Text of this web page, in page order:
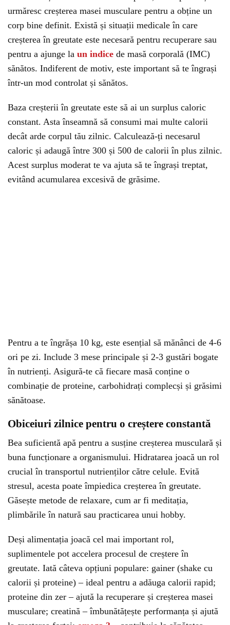
urmăresc creșterea masei musculare pentru a obține un
corp bine definit. Există și situații medicale în care
creșterea în greutate este necesară pentru recuperare sau
pentru a ajunge la un indice de masă corporală (IMC)
sănătos. Indiferent de motiv, este important să te îngrași
într-un mod controlat și sănătos.
Baza creșterii în greutate este să ai un surplus caloric
constant. Asta înseamnă să consumi mai multe calorii
decât arde corpul tău zilnic. Calculează-ți necesarul
caloric și adaugă între 300 și 500 de calorii în plus zilnic.
Acest surplus moderat te va ajuta să te îngrași treptat,
evitând acumularea excesivă de grăsime.
Pentru a te îngrășa 10 kg, este esențial să mănânci de 4-6
ori pe zi. Include 3 mese principale și 2-3 gustări bogate
în nutrienți. Asigură-te că fiecare masă conține o
combinație de proteine, carbohidrați complecși și grăsimi
sănătoase.
Obiceiuri zilnice pentru o creștere constantă
Bea suficientă apă pentru a susține creșterea musculară și
buna funcționare a organismului. Hidratarea joacă un rol
crucial în transportul nutrienților către celule. Evită
stresul, acesta poate împiedica creșterea în greutate.
Găsește metode de relaxare, cum ar fi meditația,
plimbările în natură sau practicarea unui hobby.
Deși alimentația joacă cel mai important rol,
suplimentele pot accelera procesul de creștere în
greutate. Iată câteva opțiuni populare: gainer (shake cu
calorii și proteine) – ideal pentru a adăuga calorii rapid;
proteine din zer – ajută la recuperare și creșterea masei
musculare; creatină – îmbunătățește performanța și ajută